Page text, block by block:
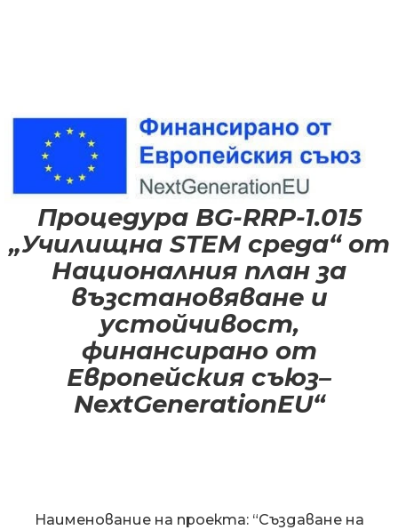
Процедура BG-RRP-1.015
„Училищна STEM среда“ от
Националния план за
възстановяване и
устойчивост,
финансирано от
Европейския съюз–
NextGenerationEU“
Наименование на проекта: “Създаване на